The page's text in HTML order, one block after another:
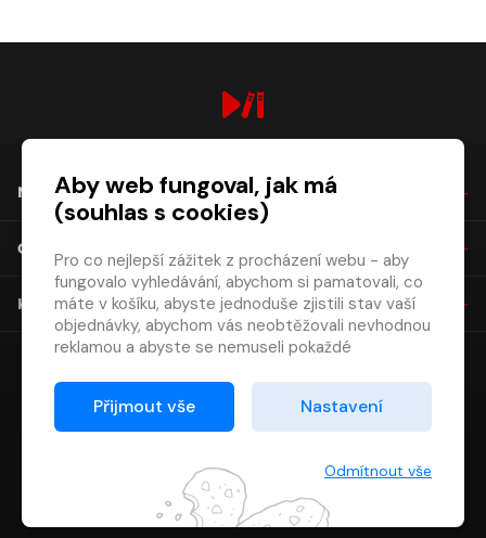
NÁKUP
O SPOLEČNOSTI
KONTAKT
Aby web fungoval, jak má
(souhlas s cookies)
Pro co nejlepší zážitek z procházení webu - aby
fungovalo vyhledávání, abychom si pamatovali, co
máte v košíku, abyste jednoduše zjistili stav vaší
objednávky, abychom vás neobtěžovali nevhodnou
reklamou a abyste se nemuseli pokaždé
Proto od vás potřebujeme souhlas se
zpracováním souborů cookies
Děkujeme, že nám ho dáte a pomůžete nám tak
Přijmout vše Nastavení
Odmítnout vše